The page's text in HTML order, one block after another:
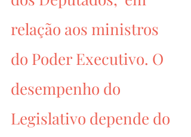
relação aos ministros
do Poder Executivo. O
desempenho do
Legislativo depende do